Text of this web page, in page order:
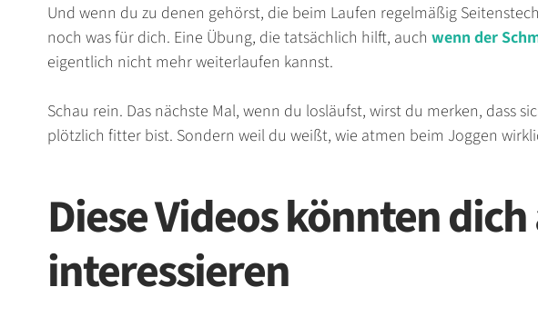
Und wenn du zu denen gehörst, die beim Laufen regelmäßig
noch was für dich. Eine Übung, die tatsächlich hilft, auch wenn der
eigentlich nicht mehr weiterlaufen kannst.
Schau rein. Das nächste Mal, wenn du losläufst, wirst du merken, dass
plötzlich fitter bist. Sondern weil du weißt, wie atmen beim Joggen
Diese Videos könnten
interessieren